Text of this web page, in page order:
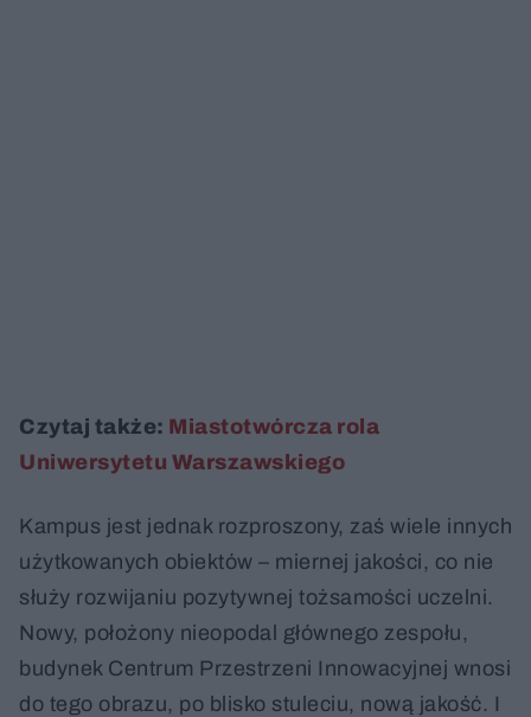
Czytaj także: Miastotwórcza rola
Uniwersytetu Warszawskiego
Kampus jest jednak rozproszony, zaś wiele innych
użytkowanych obiektów – miernej jakości, co nie
służy rozwijaniu pozytywnej tożsamości uczelni.
Nowy, położony nieopodal głównego zespołu,
budynek Centrum Przestrzeni Innowacyjnej wnosi
do tego obrazu, po blisko stuleciu, nową jakość. I